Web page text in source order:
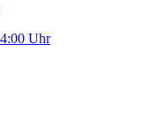
Uhr